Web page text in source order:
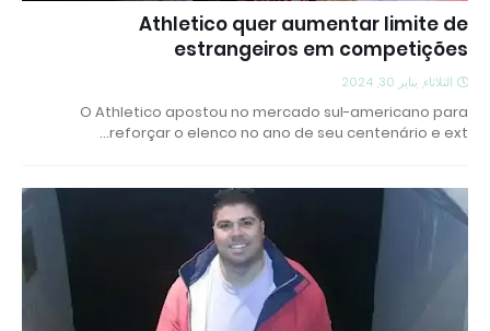
Athletico quer aumentar limite de
estrangeiros em competições
الثلاثاء, يناير 30, 2024
O Athletico apostou no mercado sul-americano para
reforçar o elenco no ano de seu centenário e ext…